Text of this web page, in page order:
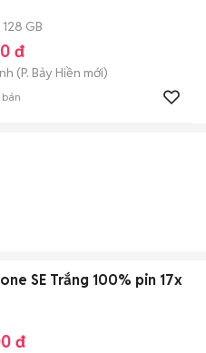
128 GB
đ
(P. Bảy Hiền mới)
SE Trắng 100% pin 17x
đ